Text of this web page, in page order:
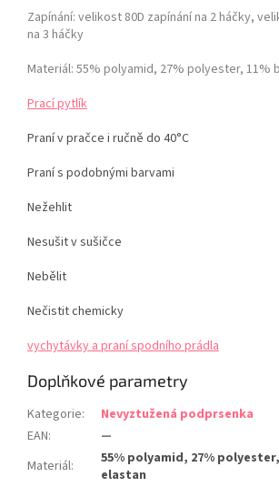
Zapínání: velikost 80D zapínání na 2 háčky,
na 3 háčky
Materiál: 55% polyamid, 27% polyester, 11%
Prací pytlík
Praní v pračce i ručně do 40°C
Praní s podobnými barvami
Nežehlit
Nesušit v sušičce
Nebělit
Nečistit chemicky
vychytávky a praní spodního prádla
Doplňkové parametry
Kategorie:
Nevyztužená podprsenka
EAN:
—
Materiál:
55% polyamid, 27%
elastan